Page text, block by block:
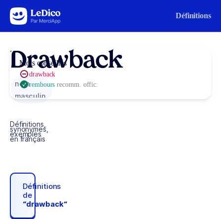
Aller au contenu Définitions
Drawback
nom
masculin
Définitions,
synonymes,
exemples
en français
Définitions
de
“drawback“
Mots conseillés
drawback
remboursrecomm. offic.